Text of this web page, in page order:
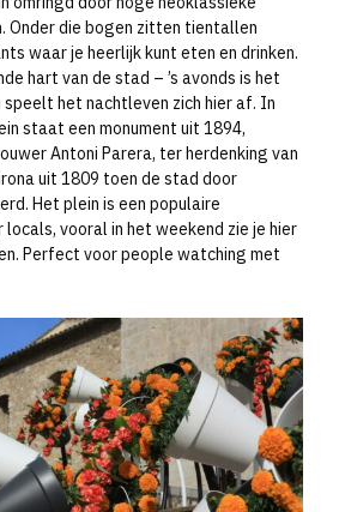
Onder die bogen zitten tientallen
waar je heerlijk kunt eten en drinken.
hart van de stad – ’s avonds is het
speelt het nachtleven zich hier af. In
staat een monument uit 1894,
Antoni Parera, ter herdenking van
uit 1809 toen de stad door
Het plein is een populaire
vooral in het weekend zie je hier
Perfect voor people watching met